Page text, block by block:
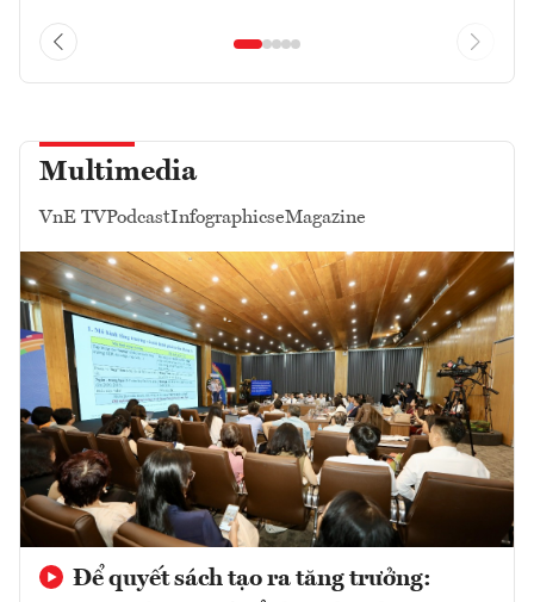
Multimedia
VnE TVPodcastInfographicseMagazine
Để quyết sách tạo ra tăng trưởng: